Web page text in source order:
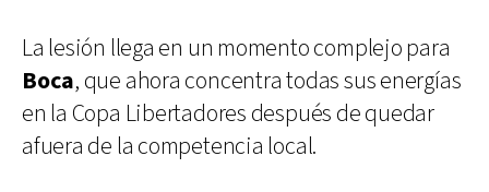
La lesión llega en un momento complejo para
Boca, que ahora concentra todas sus energías
en la Copa Libertadores después de quedar
afuera de la competencia local.